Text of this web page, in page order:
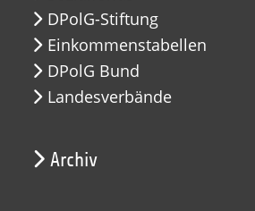
DPolG-Stiftung
Einkommenstabellen
DPolG Bund
Landesverbände
Archiv